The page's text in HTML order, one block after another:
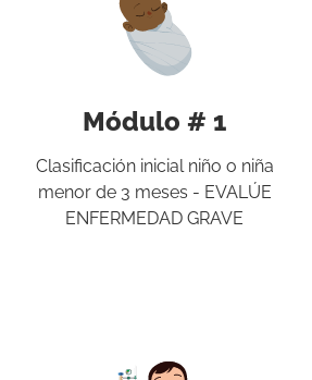
Módulo # 1
Clasificación inicial niño o niña
menor de 3 meses - EVALÚE
ENFERMEDAD GRAVE